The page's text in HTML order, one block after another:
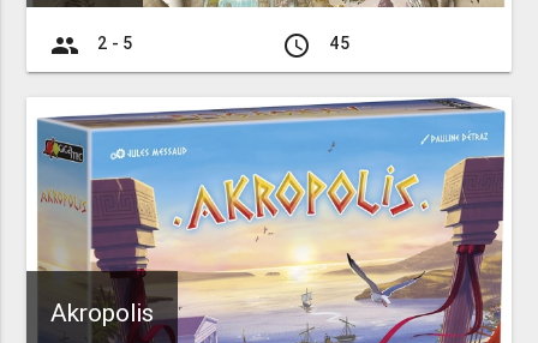
group 2 - 5 access_time 45
Akropolis